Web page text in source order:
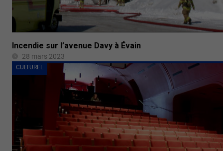
Incendie sur l’avenue Davy à Évain
28 mars 2023
CULTUREL